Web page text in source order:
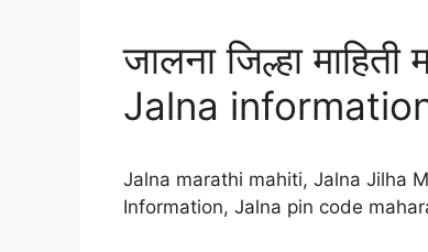
जालना जिल्हा माहिती
Jalna
Jalna marathi mahiti, Jalna Jilha
Information, Jalna pin code